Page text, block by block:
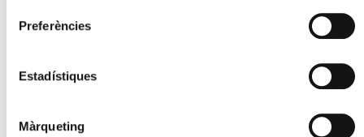
Preferències
Estadístiques
Màrqueting